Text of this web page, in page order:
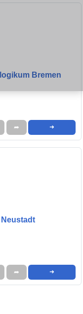
Bremen
➦ ➜
Neustadt
➦ ➜